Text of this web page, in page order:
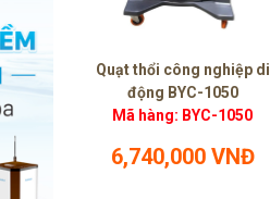
Quạt thổi công nghiệp di
động BYC-1050
Mã hàng: BYC-1050
6,740,000 VNĐ